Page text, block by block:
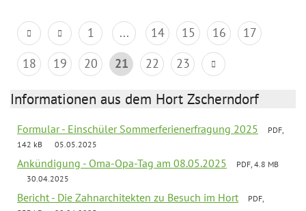
1 ... 14 15 16
17
18
19 20 21 22 23
Informationen aus dem Hort Zscherndorf
Formular - Einschüler Sommerferienerfragung 2025
PDF,
142 kB
05.05.2025
Ankündigung - Oma-Opa-Tag am 08.05.2025
PDF, 4.8 MB
30.04.2025
Bericht - Die Zahnarchitekten zu Besuch im Hort
PDF,